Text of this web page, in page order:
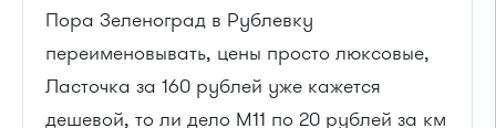
Пора Зеленоград в Рублевку
переименовывать, цены просто люксовые,
Ласточка за 160 рублей уже кажется
дешевой, то ли дело М11 по 20 рублей за км